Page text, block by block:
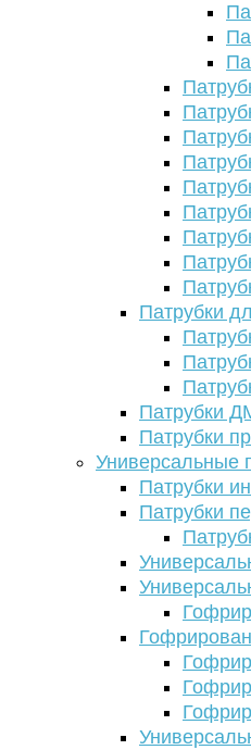
Патрубки
Патрубки
Патрубки
Универсальные
Патрубки
Патрубки